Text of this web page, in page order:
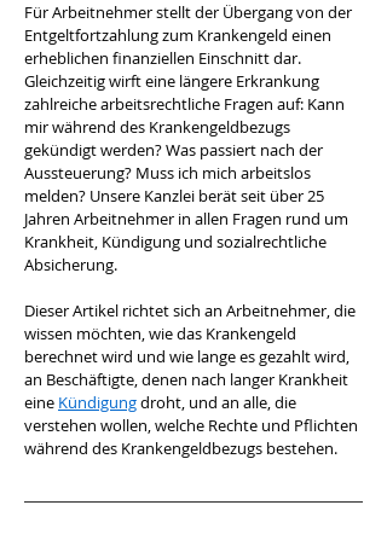
Für Arbeitnehmer stellt der Übergang von der
Entgeltfortzahlung zum Krankengeld einen
erheblichen finanziellen Einschnitt dar.
Gleichzeitig wirft eine längere Erkrankung
zahlreiche arbeitsrechtliche Fragen auf: Kann
mir während des Krankengeldbezugs
gekündigt werden? Was passiert nach der
Aussteuerung? Muss ich mich arbeitslos
melden? Unsere Kanzlei berät seit über 25
Jahren Arbeitnehmer in allen Fragen rund um
Krankheit, Kündigung und sozialrechtliche
Absicherung.
Dieser Artikel richtet sich an Arbeitnehmer, die
wissen möchten, wie das Krankengeld
berechnet wird und wie lange es gezahlt wird,
an Beschäftigte, denen nach langer Krankheit
eine Kündigung droht, und an alle, die
verstehen wollen, welche Rechte und Pflichten
während des Krankengeldbezugs bestehen.